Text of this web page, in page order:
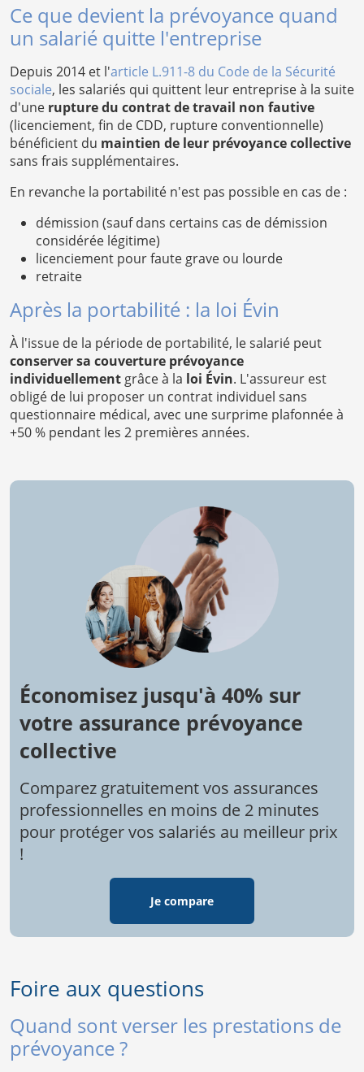
Ce que devient la prévoyance quand
un salarié quitte l'entreprise
Depuis 2014 et l'article L.911-8 du Code de la Sécurité
sociale, les salariés qui quittent leur entreprise à la suite
d'une rupture du contrat de travail non fautive
(licenciement, fin de CDD, rupture conventionnelle)
bénéficient du maintien de leur prévoyance collective
sans frais supplémentaires.
En revanche la portabilité n'est pas possible en cas de :
démission (sauf dans certains cas de démission
considérée légitime)
licenciement pour faute grave ou lourde
retraite
Après la portabilité : la loi Évin
À l'issue de la période de portabilité, le salarié peut
conserver sa couverture prévoyance
individuellement grâce à la loi Évin. L'assureur est
obligé de lui proposer un contrat individuel sans
questionnaire médical, avec une surprime plafonnée à
+50 % pendant les 2 premières années.
Économisez jusqu'à 40% sur
votre assurance prévoyance
collective
Comparez gratuitement vos assurances
professionnelles en moins de 2 minutes
pour protéger vos salariés au meilleur prix
!
Je compare
Foire aux questions
Quand sont verser les prestations de
prévoyance ?